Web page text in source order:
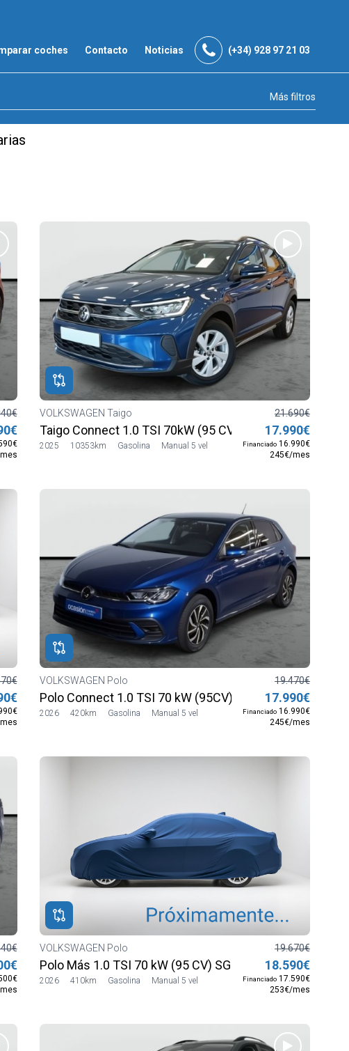
coches Contacto Noticias (+34) 928 97 21 03
Más filtros
VOLKSWAGEN Taigo
Taigo Connect 1.0 TSI 70kW (95 CV) SG5
2025 10353km Gasolina Manual 5 vel
21.690€
17.990€
Financiado16.990€
245€/mes
VOLKSWAGEN Polo
Polo Connect 1.0 TSI 70 kW (95CV) SG5
2026 420km Gasolina Manual 5 vel
19.470€
17.990€
Financiado16.990€
245€/mes
VOLKSWAGEN Polo
Polo Más 1.0 TSI 70 kW (95 CV) SG5
2026 410km Gasolina Manual 5 vel
19.670€
18.590€
Financiado17.590€
253€/mes